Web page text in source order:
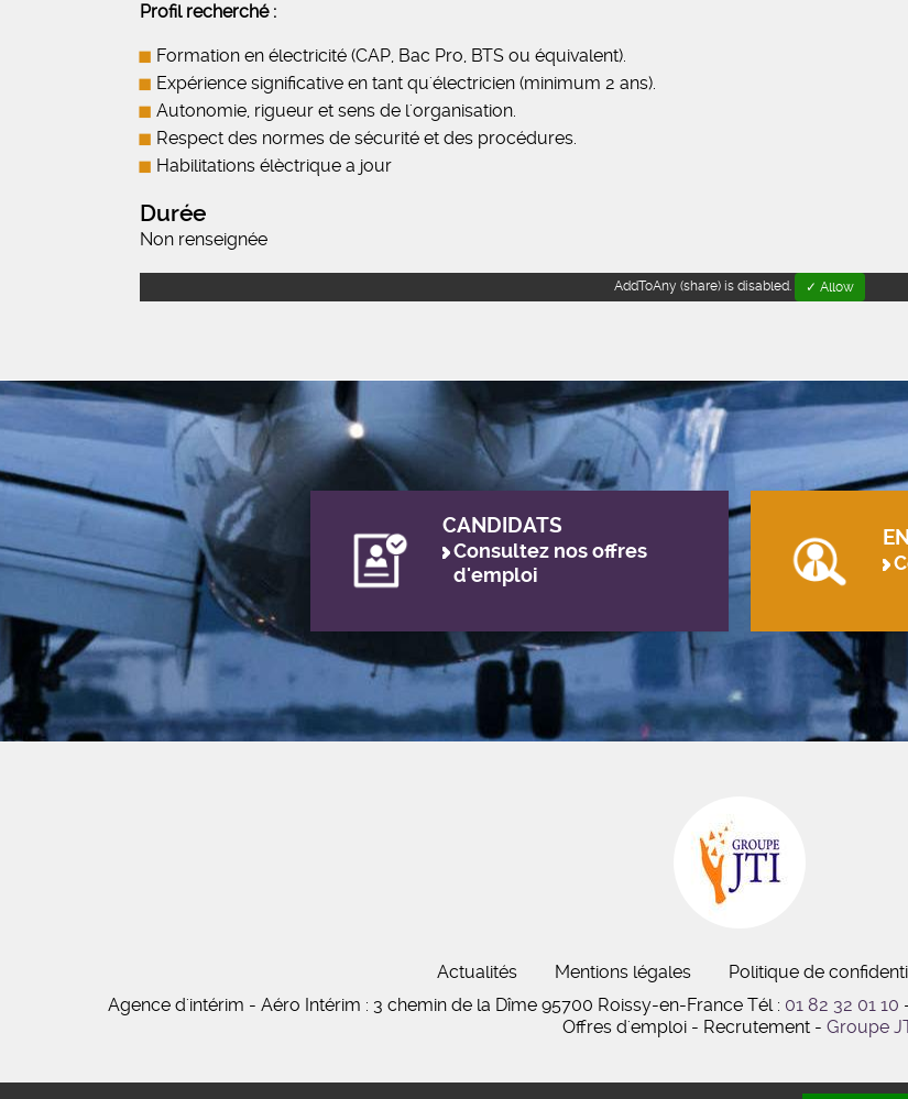
Profil recherché :
Formation en électricité (CAP, Bac Pro, BTS ou équivalent).
Expérience significative en tant qu'électricien (minimum 2 ans).
Autonomie, rigueur et sens de l'organisation.
Respect des normes de sécurité et des procédures.
Habilitations élèctrique a jour
Durée
Non renseignée
AddToAny (share) is disabled. ✓ Allow
CANDIDATS
Consultez nos offres
d'emploi
Actualités Mentions légales Politique de
Agence d'intérim - Aéro Intérim : 3 chemin de la Dîme 95700 Roissy-en-France Tél : 01 82 32 01 10
Offres d'emploi - Recrutement - Groupe